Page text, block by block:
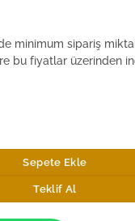
minimum sipariş
bu fiyatlar üzerinden
Beka Serisi adet
Sepete Ekle
Teklif Al